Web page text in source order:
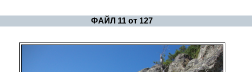
ФАЙЛ 11 от 127